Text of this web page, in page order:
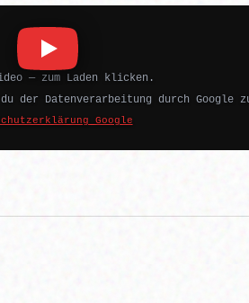
— zum Laden klicken.
der Datenverarbeitung durch Google
Google